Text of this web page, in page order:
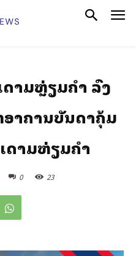
ດສາມຫຼ່ຽມຄໍາ ລົງ
າຄານບັນດາຄຸ້ມ
ດສາມຫ່ຽມຄຳ
0 23